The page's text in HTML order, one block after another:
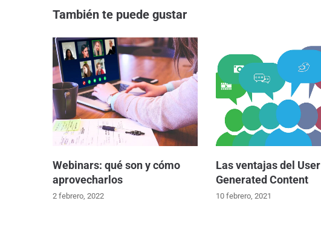
También te puede gustar
Webinars: qué son y cómo
aprovecharlos
2 febrero, 2022
Las ventajas del User
Generated Content
10 febrero, 2021